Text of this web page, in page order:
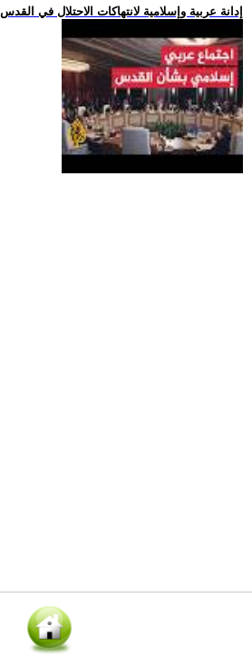
.. إدانة عربية وإسلامية لانتهاكات الاحتلال في القدس